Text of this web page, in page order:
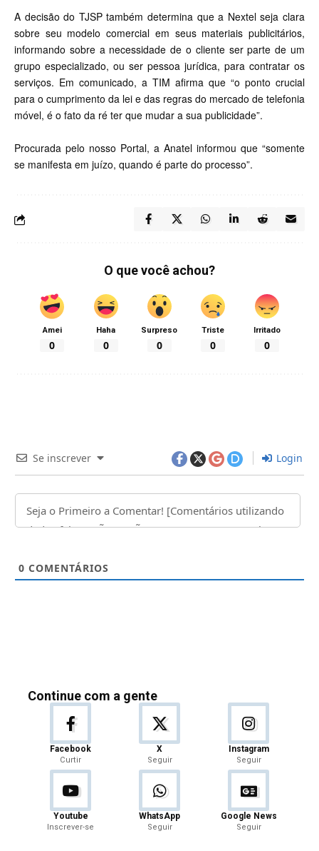
A decisão do TJSP também determina que a Nextel seja clara
sobre seu modelo comercial em seus materiais publicitários,
informando sobre a necessidade de o cliente ser parte de um
grupo especializado, ou ser pessoa jurídica, para contratar os
serviços. Em comunicado, a TIM afirma que “o ponto crucial
para o cumprimento da lei e das regras do mercado de telefonia
móvel, é o fato da ré ter que mudar a sua publicidade”.
Procurada pelo nosso Portal, a Anatel informou que “somente
se manifesta em juízo, quando é parte do processo”.
O que você achou?
Amei
0
Haha
0
Surpreso
0
Triste
0
Irritado
0
Se inscrever Login
0 COMENTÁRIOS
Continue com a gente
Facebook
Curtir
X
Seguir
Instagram
Seguir
Youtube
Inscrever-se
WhatsApp
Seguir
Google News
Seguir